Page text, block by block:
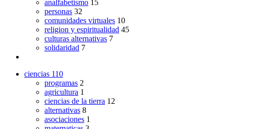
analfabetismo 15
personas 32
comunidades virtuales 10
religion y espiritualidad 45
culturas alternativas 7
solidaridad 7
ciencias 110
programas 2
agricultura 1
ciencias de la tierra 12
alternativas 8
asociaciones 1